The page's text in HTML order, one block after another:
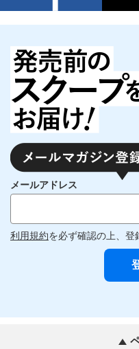
メールアドレス
利用規約を必ず確認の上、登